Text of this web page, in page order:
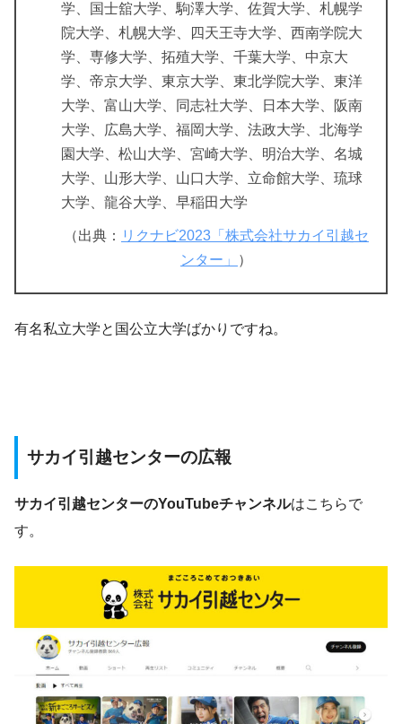
学、国士舘大学、駒澤大学、佐賀大学、札幌学
院大学、札幌大学、四天王寺大学、西南学院大
学、専修大学、拓殖大学、千葉大学、中京大
学、帝京大学、東京大学、東北学院大学、東洋
大学、富山大学、同志社大学、日本大学、阪南
大学、広島大学、福岡大学、法政大学、北海学
園大学、松山大学、宮崎大学、明治大学、名城
大学、山形大学、山口大学、立命館大学、琉球
大学、龍谷大学、早稲田大学
（出典： リクナビ2023「株式会社サカイ引越セ
ンター」
）
有名私立大学と国公立大学ばかりですね。
サカイ引越センターの広報
サカイ引越センターのYouTubeチャンネルはこちらで
す。